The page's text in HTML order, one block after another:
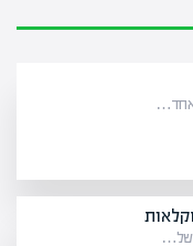
אחד…
של…